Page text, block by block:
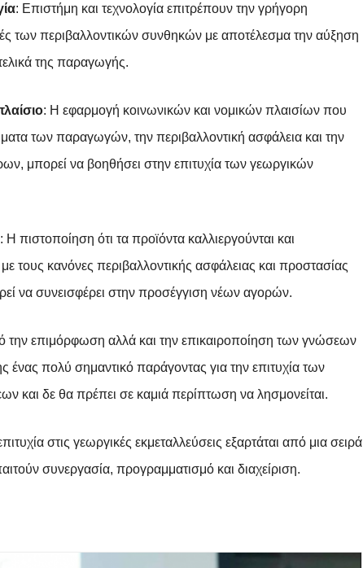
: Επιστήμη και τεχνολογία επιτρέπουν την γρήγορη
των περιβαλλοντικών συνθηκών με αποτέλεσμα την αύξηση
της παραγωγής.
: Η εφαρμογή κοινωνικών και νομικών πλαισίων που
των παραγωγών, την περιβαλλοντική ασφάλεια και την
μπορεί να βοηθήσει στην επιτυχία των γεωργικών
: Η πιστοποίηση ότι τα προϊόντα καλλιεργούνται και
τους κανόνες περιβαλλοντικής ασφάλειας και προστασίας
να συνεισφέρει στην προσέγγιση νέων αγορών.
την επιμόρφωση αλλά και την επικαιροποίηση των γνώσεων
ένας πολύ σημαντικό παράγοντας για την επιτυχία των
και δε θα πρέπει σε καμιά περίπτωση να λησμονείται.
στις γεωργικές εκμεταλλεύσεις εξαρτάται από μια σειρά
συνεργασία, προγραμματισμό και διαχείριση.